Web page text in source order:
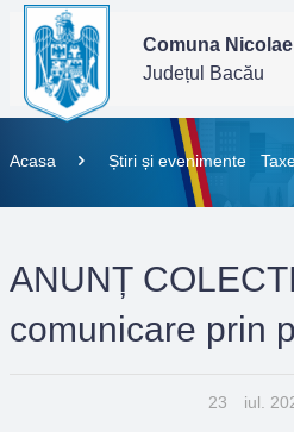
Comuna
Județul Bacău
Acasa Știri și evenimente
ANUNȚ
comunicare prin
23 iul.